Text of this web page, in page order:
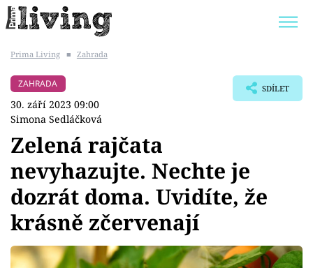
BYDLENÍ SLAVNÝCH
Témata
Bydlení
Zahrada
Prima Living ■ Zahrada
ZAHRADA
30. září 2023 09:00
Simona Sedláčková
SDÍLET
Zelená rajčata
nevyhazujte. Nechte je
dozrát doma. Uvidíte, že
krásně zčervenají